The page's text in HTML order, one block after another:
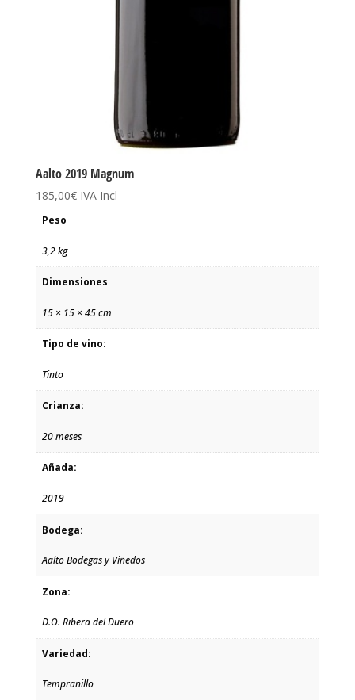
Aalto 2019 Magnum
185,00€ IVA Incl
Peso
3,2 kg
Dimensiones
15 × 15 × 45 cm
Tipo de vino:
Tinto
Crianza:
20 meses
Añada:
2019
Bodega:
Aalto Bodegas y Viñedos
Zona:
D.O. Ribera del Duero
Variedad:
Tempranillo